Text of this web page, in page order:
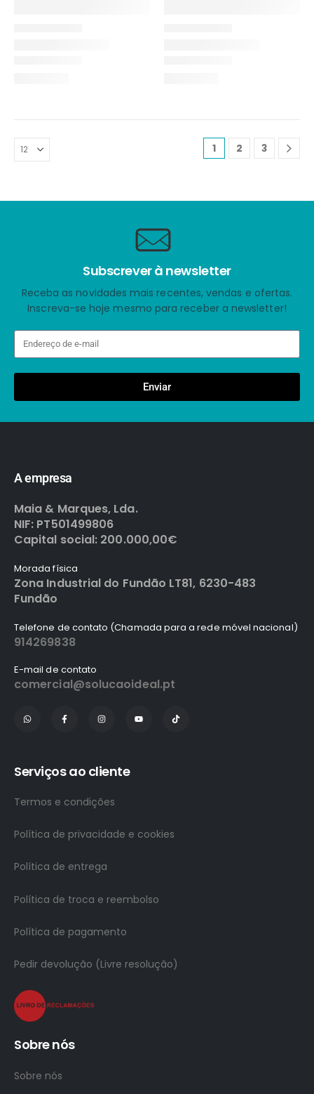
1 2 3
Subscrever à newsletter
Receba as novidades mais recentes, vendas e ofertas.
Inscreva-se hoje mesmo para receber a newsletter!
Enviar
A empresa
Maia & Marques, Lda.
NIF: PT501499806
Capital social: 200.000,00€
Morada física
Zona Industrial do Fundão LT81, 6230-483
Fundão
Telefone de contato (Chamada para a rede móvel nacional)
914269838
E-mail de contato
comercial@solucaoideal.pt
Serviços ao cliente
Termos e condições
Política de privacidade e cookies
Política de entrega
Política de troca e reembolso
Política de pagamento
Pedir devolução (Livre resolução)
Sobre nós
Sobre nós